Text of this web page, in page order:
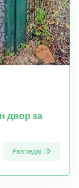
двор за
Разгледај